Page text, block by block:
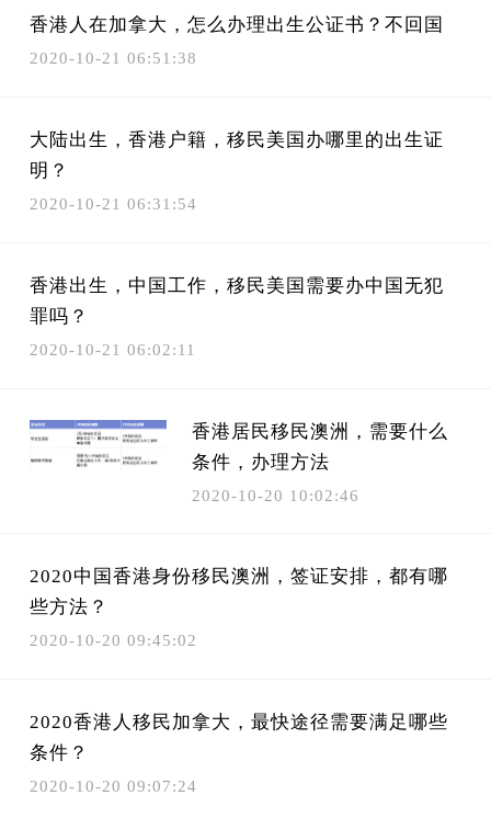
香港人在加拿大，怎么办理出生公证书？不回国
2020-10-21 06:51:38
大陆出生，香港户籍，移民美国办哪里的出生证
明？
2020-10-21 06:31:54
香港出生，中国工作，移民美国需要办中国无犯
罪吗？
2020-10-21 06:02:11
香港居民移民澳洲，需要什么
条件，办理方法
2020-10-20 10:02:46
2020中国香港身份移民澳洲，签证安排，都有哪
些方法？
2020-10-20 09:45:02
2020香港人移民加拿大，最快途径需要满足哪些
条件？
2020-10-20 09:07:24